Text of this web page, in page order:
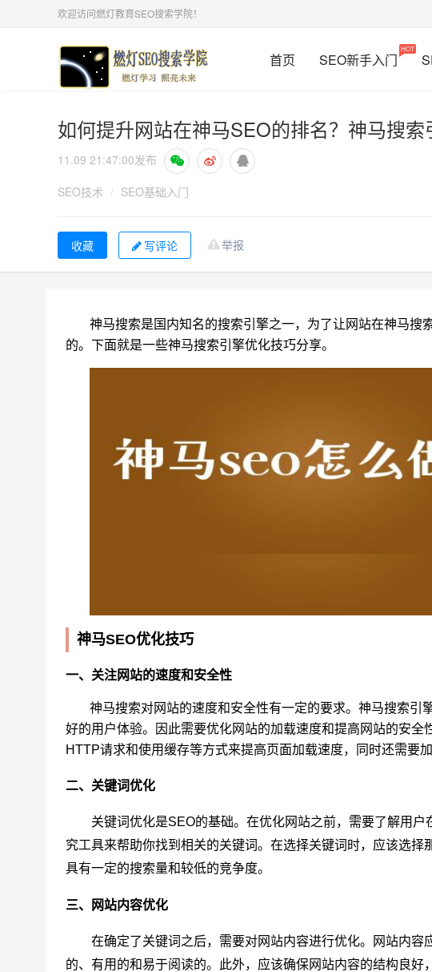
欢迎访问燃灯教育SEO搜索学院！
首页 SEO新手入门
HOT
如何提升网站在神马SEO的排名？神马搜索
11.09 21:47:00发布
SEO技术 / SEO基础入门
举报
写评论
神马搜索是国内知名的搜索引擎之一，为了让网站在神马搜
的。下面就是一些神马搜索引擎优化技巧分享。
神马SEO优化技巧
一、关注网站的速度和安全性
神马搜索对网站的速度和安全性有一定的要求。神马搜索引
好的用户体验。因此需要优化网站的加载速度和提高网站的安
HTTP请求和使用缓存等方式来提高页面加载速度，同时还需要
二、关键词优化
关键词优化是SEO的基础。在优化网站之前，需要了解用
究工具来帮助你找到相关的关键词。在选择关键词时，应该选
具有一定的搜索量和较低的竞争度。
三、网站内容优化
在确定了关键词之后，需要对网站内容进行优化。网站内
的、有用的和易于阅读的。此外，应该确保网站内容的结构良